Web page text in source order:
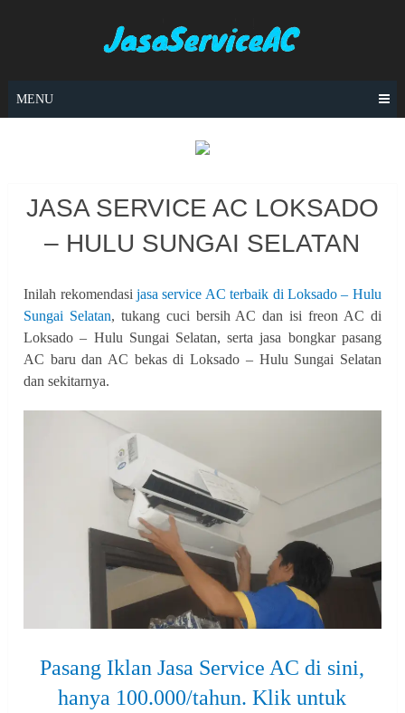
MENU
JASA SERVICE AC LOKSADO
– HULU SUNGAI SELATAN
Inilah rekomendasi jasa service AC terbaik di Loksado – Hulu
Sungai Selatan, tukang cuci bersih AC dan isi freon AC di
Loksado – Hulu Sungai Selatan, serta jasa bongkar pasang
AC baru dan AC bekas di Loksado – Hulu Sungai Selatan
dan sekitarnya.
Pasang Iklan Jasa Service AC di sini,
hanya 100.000/tahun. Klik untuk